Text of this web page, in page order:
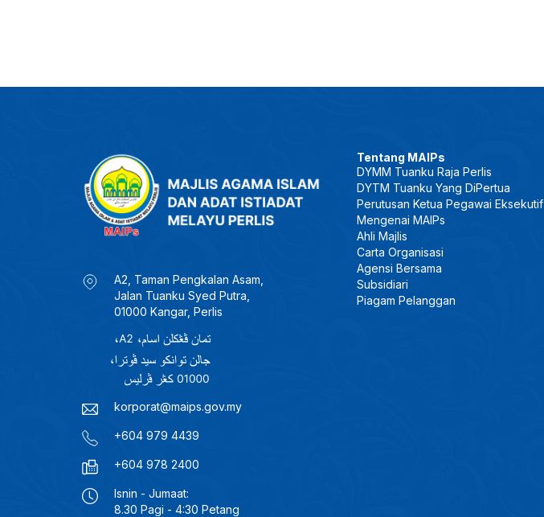
A2, Taman Pengkalan Asam,
Jalan Tuanku Syed Putra,
01000 Kangar, Perlis
korporat@maips.gov.my
+604 979 4439
+604 978 2400
Isnin - Jumaat:
8.30 Pagi - 4:30 Petang
Tentang MAIPs
DYMM Tuanku Raja Perlis
DYTM Tuanku Yang DiPertua
Perutusan Ketua Pegawai Eksekutif
Mengenai MAIPs
Ahli Majlis
Carta Organisasi
Agensi Bersama
Subsidiari
Piagam Pelanggan